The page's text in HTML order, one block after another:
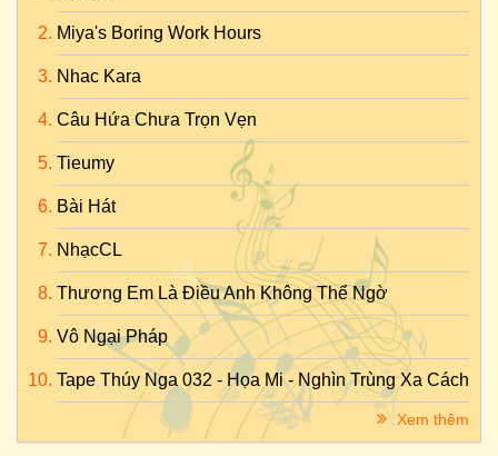
Miya's Boring Work Hours
Nhac Kara
Câu Hứa Chưa Trọn Vẹn
Tieumy
Bài Hát
NhạcCL
Thương Em Là Điều Anh Không Thể Ngờ
Vô Ngại Pháp
Tape Thúy Nga 032 - Họa Mi - Nghìn Trùng Xa Cách
Xem thêm